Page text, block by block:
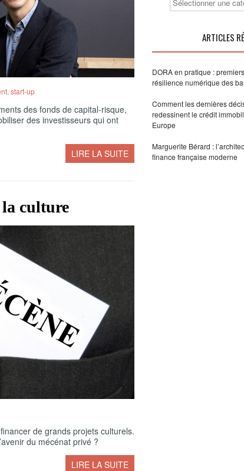
start-up
des fonds de capital-risque,
des investisseurs qui ont
LIRE LA SUITE
la culture
de grands projets culturels.
du mécénat privé ?
LIRE LA SUITE
ARTICLES
DORA en pratique :
résilience numérique des
Comment les dernières
redessinent le crédit
Europe
Marguerite Bérard :
finance française moderne